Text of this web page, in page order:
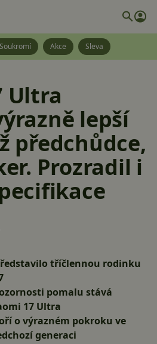
Soukromí Akce Sleva
Ultra
lepší
předchůdce,
Prozradil i
tříčlennou rodinku
pomalu stává
17 Ultra
o výrazném pokroku ve
generaci